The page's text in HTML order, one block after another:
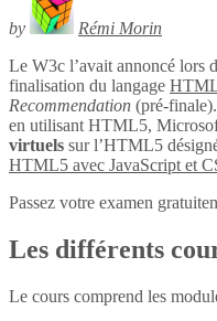
by
Rémi Morin
Le W3c l’avait annoncé lors
finalisation du langage
Recommendation (pré-
en utilisant HTML5,
virtuels sur l’HTML5
HTML5 avec JavaScript et
Passez votre examen
Les différents
Le cours comprend les